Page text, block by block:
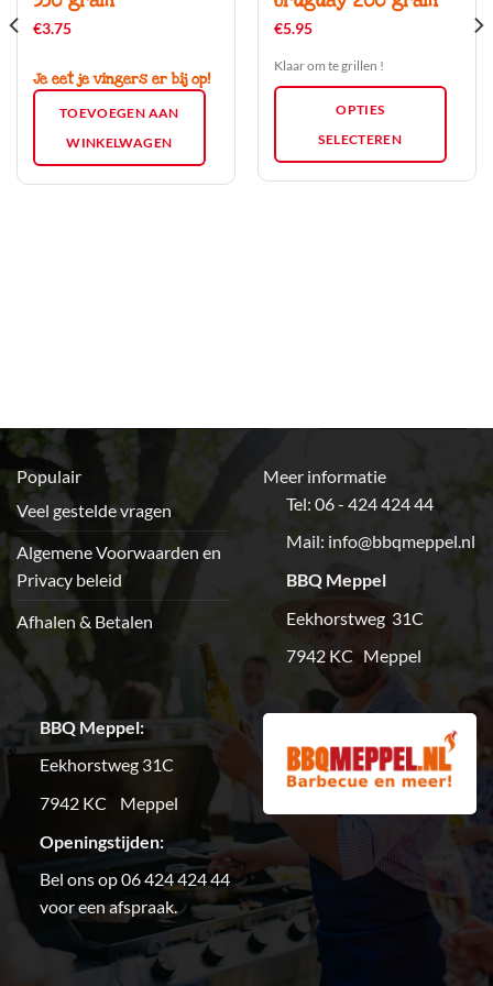
€3.75
Je eet je vingers er bij op!
TOEVOEGEN AAN
WINKELWAGEN
€5.95
Klaar om te grillen !
OPTIES
SELECTEREN
meerdere
Deze
optie
gekozen
worden
op
Populair
Veel gestelde vragen
Algemene Voorwaarden en
Privacy beleid
Afhalen & Betalen
Meer informatie
Tel: 06 - 424 424 44
Mail: info@bbqmeppel.nl
BBQ Meppel
Eekhorstweg 31C
7942 KC Meppel
BBQ Meppel:
Eekhorstweg 31C
7942 KC Meppel
Openingstijden:
Bel ons op 06 424 424 44
voor een afspraak.